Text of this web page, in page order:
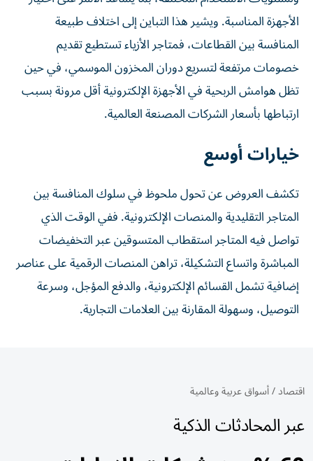
الأجهزة المناسبة. ويشير هذا التباين إلى اختلاف طبيعة
المنافسة بين القطاعات، فمتاجر الأزياء تستطيع تقديم
خصومات مرتفعة لتسريع دوران المخزون الموسمي، في حين
تظل هوامش الربحية في الأجهزة الإلكترونية أقل مرونة بسبب
ارتباطها بأسعار الشركات المصنعة العالمية.
خيارات أوسع
تكشف العروض عن تحول ملحوظ في سلوك المنافسة بين
المتاجر التقليدية والمنصات الإلكترونية. ففي الوقت الذي
تواصل فيه المتاجر استقطاب المتسوقين عبر التخفيضات
المباشرة واتساع التشكيلة، تراهن المنصات الرقمية على عناصر
إضافية تشمل القسائم الإلكترونية، والدفع المؤجل، وسرعة
التوصيل، وسهولة المقارنة بين العلامات التجارية.
اقتصاد/أسواق عربية وعالمية
عبر المحادثات الذكية